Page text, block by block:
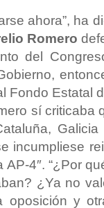
ahora”, ha
Romero
del
Fondo Estatal
sí criticaba
incumpliese
4″. “¿Por
¿Ya no
y